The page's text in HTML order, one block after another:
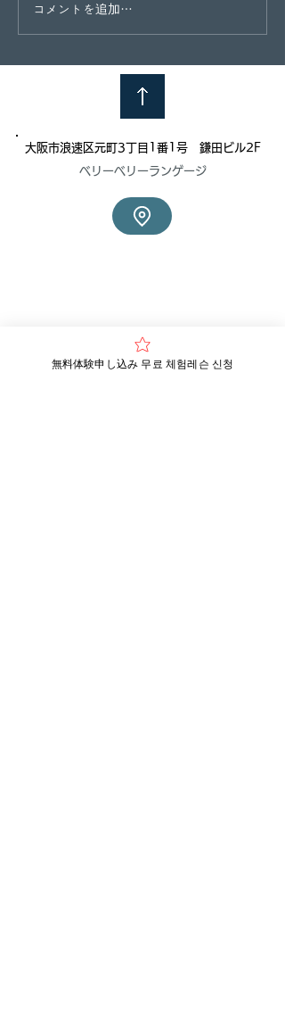
11月18日日韓交流会お疲
れ様でした！
コメントを追加…
大阪市浪速区元町3丁目1番1号 鎌田ビル2F
ベリーベリーランゲージ
無料体験申し込み 무료 체험레슨 신청